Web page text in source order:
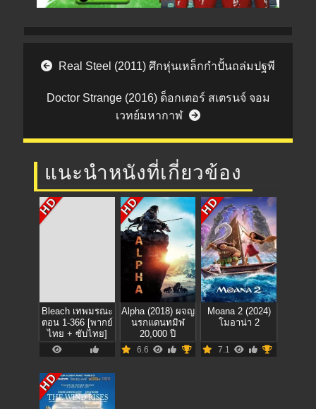
Post navigation
Real Steel (2011) ศึกหุ่นเหล็กกําปั้นถล่มปฐพี
Doctor Strange (2016) ด็อกเตอร์ สเตรนจ์ จอม
เวทย์มหากาฬ
แนะนำหนังที่เกี่ยวข้อง
HD
Bleach เทพมรณะ
ตอน 1-366 [พากย์
ไทย + ซับไทย]
HD
Alpha (2018) ผจญ
นรกแดนทมิฬ
20,000 ปี
6.6
HD
Moana 2 (2024)
โมอาน่า 2
7.1
HD